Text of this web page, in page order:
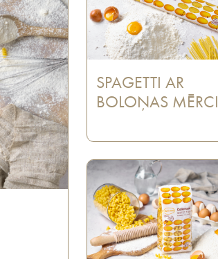
SPAGETTI AR
BOLOŅAS MĒRCI